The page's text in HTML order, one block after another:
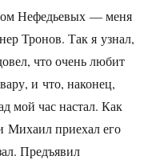
Нефедьевых — меня
Тронов. Так я узнал,
что очень любит
и что, наконец,
мой час настал. Как
Михаил приехал его
Предъявил